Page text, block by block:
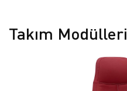
Takım Modülleri